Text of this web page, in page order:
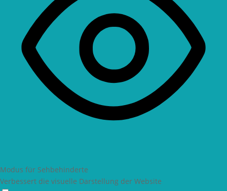
Modus für Sehbehinderte
Verbessert die visuelle Darstellung der Website